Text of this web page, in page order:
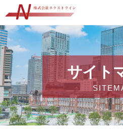
サイト